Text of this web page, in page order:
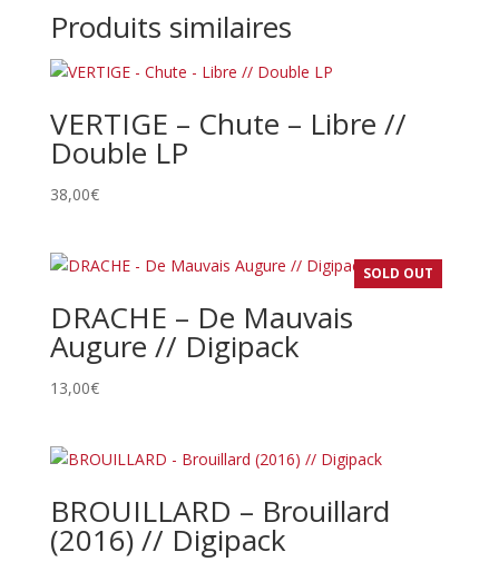
Produits similaires
VERTIGE – Chute – Libre //
Double LP
38,00€
SOLD OUT
DRACHE – De Mauvais
Augure // Digipack
13,00€
BROUILLARD – Brouillard
(2016) // Digipack